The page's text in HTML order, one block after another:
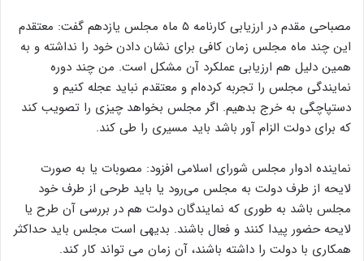
مصباحی مقدم در ارزیابی کارنامه ۵ ماه مجلس یازدهم گفت: معتقدم
این چند ماه مجلس زمان کافی برای نشان دادن خود را نداشته و به
همین دلیل هم ارزیابی عملکرد آن مشکل است. من چند دوره
نمایندگی مجلس را تجربه کرده‌ام و معتقدم نباید عجله کنیم و
دستپاچگی به خرج بدهیم. اگر مجلس بخواهد چیزی را تصویب کند
که برای دولت الزام آور باشد باید مسیری را طی کند.
نماینده ادوار مجلس شورای اسلامی افزود: مصوبات یا به صورت
لایحه از طرف دولت به مجلس می‌رود یا باید طرحی از طرف خود
مجلس باشد به طوری که نمایندگان دولت هم در بررسی آن طرح یا
لایحه حضور پیدا کنند و فعال باشند. بدیهی است مجلس باید حداکثر
همکاری با دولت را داشته باشند، آن زمان می تواند کار کند.